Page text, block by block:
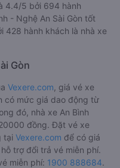
4.4/5 bởi 694 hành
- Nghệ An Sài Gòn tốt
428 hành khách là nhà xe
Gòn
Vexere.com , giá vé xe
có mức giá dao động từ
đó, nhà xe An Bình
đồng. Đặt vé xe
tại Vexere.com để có giá
trợ đổi trả vé miễn phí.
miễn phí: 1900 888684.